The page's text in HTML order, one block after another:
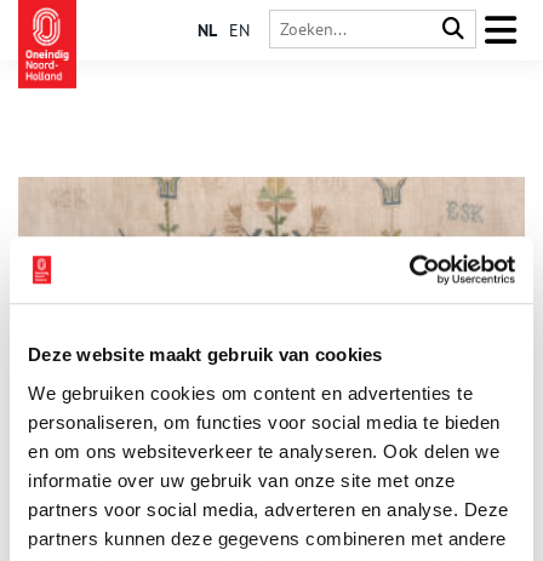
Deze website maakt gebruik van cookies
We gebruiken cookies om content en advertenties te
personaliseren, om functies voor social media te bieden
en om ons websiteverkeer te analyseren. Ook delen we
informatie over uw gebruik van onze site met onze
partners voor social media, adverteren en analyse. Deze
partners kunnen deze gegevens combineren met andere
NL EN
Een merklap is een linnen oefenlap waarop het alfabet, cijfers
en motieven zijn geborduurd. De merklap van Johanna Sikking
(1799) behoort tot de oudste, bewaard gebleven gedateerde
merklappen van het Burgerweeshuis in Amsterdam.